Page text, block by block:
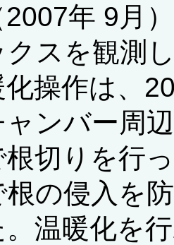
年 9月
クスを観測
操作は、
ャンバー周
根切りを行
根の侵入を
。温暖化を